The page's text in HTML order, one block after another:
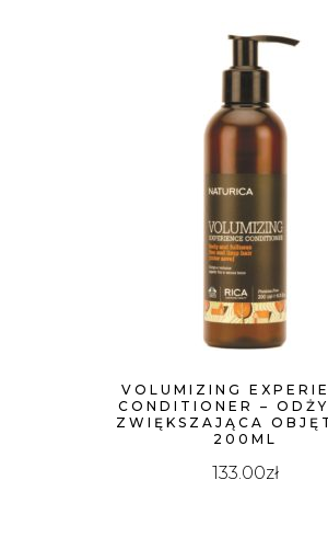
VOLUMIZING
CONDITIONER –
ZWIĘKSZAJĄCA
200ML
133.00zł